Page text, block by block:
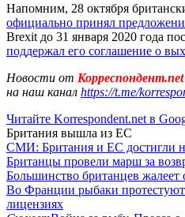
Напомним, 28 октября
официально принял
Brexit до 31 января 2020 года
поддержал его соглашение о
Новости от Корреспондент.net
на наш канал https://t.me/
Читайте Korrespondent.net в
Британия вышла из ЕС
СМИ: Британия и ЕС достигли
Британцы провели марш за
Большинство британцев жалеет
Во Франции рыбаки протестуют
лицензиях